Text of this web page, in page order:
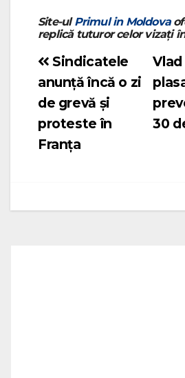
Site-ulPrimul in Moldova
replică tuturor celor vizați
Navigare
în
articole
30
Sindicatele
anunță încă o zi
de grevă și
proteste în
Franța